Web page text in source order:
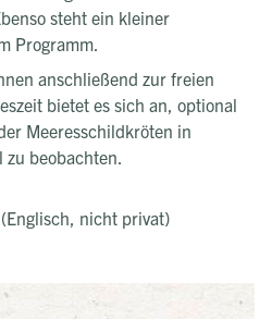
steht ein kleiner
Programm.
anschließend zur freien
bietet es sich an, optional
Meeresschildkröten in
beobachten.
nicht privat)